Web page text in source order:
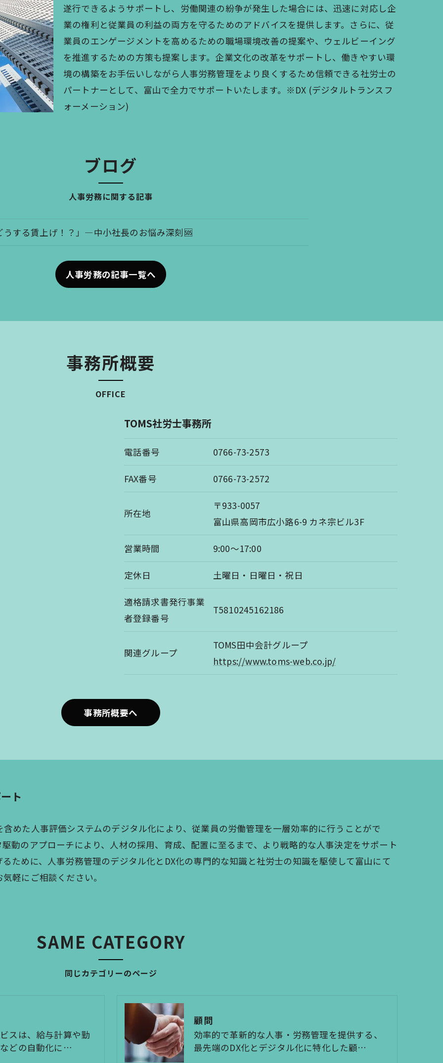
遂行できるようサポートし、労働関連の紛争が発生した場合には、迅速に対応し企
業の権利と従業員の利益の両方を守るためのアドバイスを提供します。さらに、従
業員のエンゲージメントを高めるための職場環境改善の提案や、ウェルビーイング
を推進するための方策も提案します。企業文化の改革をサポートし、働きやすい環
境の構築をお手伝いしながら人事労務管理をより良くするため信頼できる社労士の
パートナーとして、富山で全力でサポートいたします。※DX (デジタルトランスフ
ォーメーション)
ブログ
人事労務に関する記事
うする賃上げ！？」―中小社長のお悩み深刻🆘
人事労務の記事一覧へ
事務所概要
OFFICE
TOMS社労士事務所
電話番号 0766-73-2573
FAX番号 0766-73-2572
所在地
〒933-0057
富山県高岡市広小路6-9 カネ宗ビル3F
営業時間 9:00～17:00
定休日 土曜日・日曜日・祝日
適格請求書発行事業
者登録番号
T5810245162186
関連グループ
TOMS田中会計グループ
https://www.toms-web.co.jp/
事務所概要へ
ト
めた人事評価システムのデジタル化により、従業員の労働管理を一層効率的に行うことがで
動のアプローチにより、人材の採用、育成、配置に至るまで、より戦略的な人事決定をサポート
ために、人事労務管理のデジタル化とDX化の専門的な知識と社労士の知識を駆使して富山にて
軽にご相談ください。
同じカテゴリーのページ
SAME CATEGORY
スは、給与計算や勤
どの自動化に…
顧問
効率的で革新的な人事・労務管理を提供する、
最先端のDX化とデジタル化に特化した顧…